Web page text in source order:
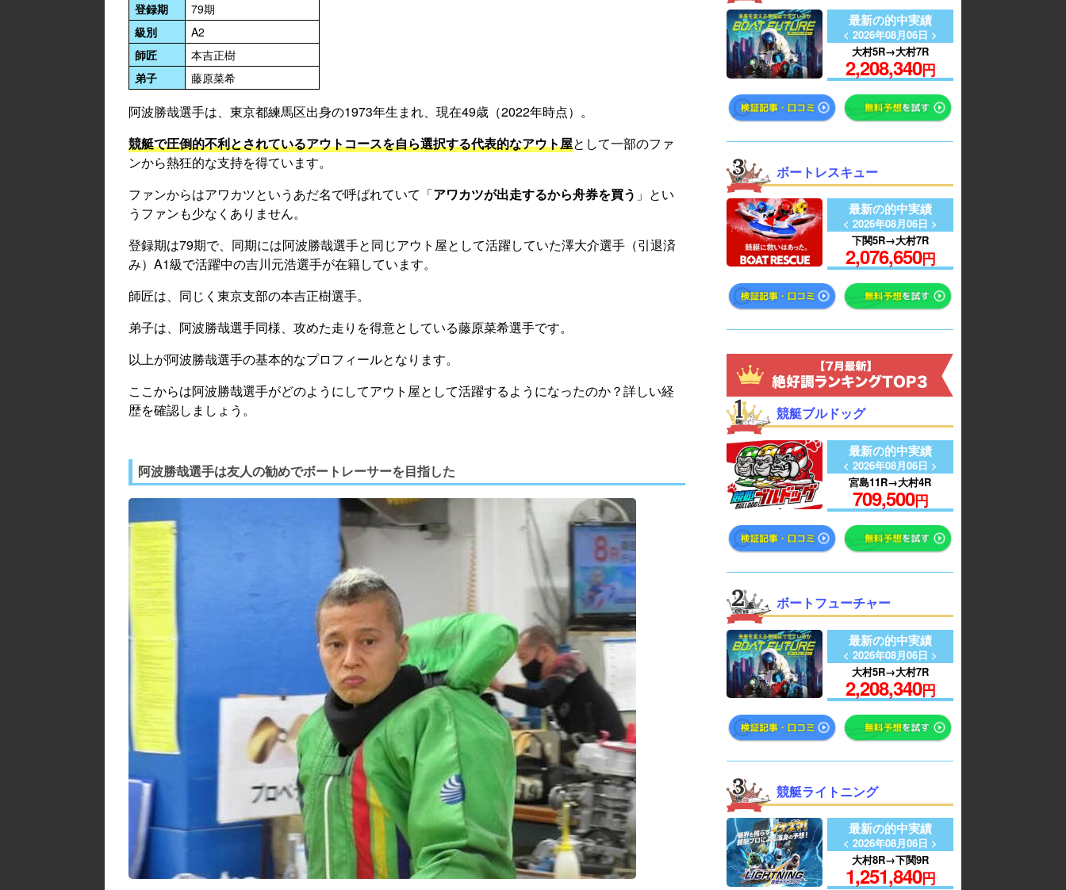
登録期
79期
級別
A2
師匠
本吉正樹
弟子
藤原菜希
阿波勝哉選手は、東京都練馬区出身の1973年生まれ、現在49歳（2022年時点）。
競艇で圧倒的不利とされているアウトコースを自ら選択する代表的なアウト屋として一部のファ
ンから熱狂的な支持を得ています。
ファンからはアワカツというあだ名で呼ばれていて「アワカツが出走するから舟券を買う 」とい
うファンも少なくありません。
登録期は79期で、同期には阿波勝哉選手と同じアウト屋として活躍していた澤大介選手（引退済
み）A1級で活躍中の吉川元浩選手が在籍しています。
師匠は、同じく東京支部の本吉正樹選手。
弟子は、阿波勝哉選手同様、攻めた走りを得意としている藤原菜希選手です。
以上が阿波勝哉選手の基本的なプロフィールとなります。
ここからは阿波勝哉選手がどのようにしてアウト屋として活躍するようになったのか？詳しい経
歴を確認しましょう。
阿波勝哉選手は友人の勧めでボートレーサーを目指した
最新の的中実績
< 2026年08月06日 >
大村5R→大村7R
2,208,340円
ボートレスキュー
最新の的中実績
< 2026年08月06日 >
下関5R→大村7R
2,076,650円
競艇ブルドッグ
最新の的中実績
< 2026年08月06日 >
宮島11R→大村4R
709,500円
ボートフューチャー
最新の的中実績
< 2026年08月06日 >
大村5R→大村7R
2,208,340円
競艇ライトニング
最新の的中実績
< 2026年08月06日 >
大村8R→下関9R
1,251,840円